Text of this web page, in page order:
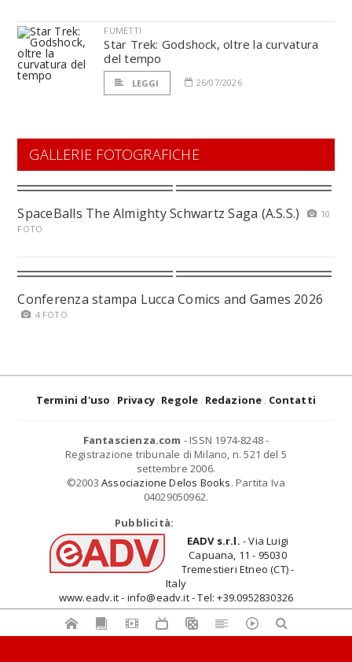
FUMETTI
Star Trek: Godshock, oltre la curvatura
del tempo
LEGGI 26/07/2026
GALLERIE FOTOGRAFICHE
SpaceBalls The Almighty Schwartz Saga (A.S.S.)
10
FOTO
Conferenza stampa Lucca Comics and Games 2026
4 FOTO
Termini d'uso Privacy Regole Redazione Contatti
Fantascienza.com - ISSN 1974-8248 -
Registrazione tribunale di Milano, n. 521 del 5
settembre 2006.
©2003 Associazione Delos Books. Partita Iva
04029050962.
Pubblicità:
EADV s.r.l. - Via Luigi
Capuana, 11 - 95030
Tremestieri Etneo (CT) -
Italy
www.eadv.it - info@eadv.it - Tel: +39.0952830326